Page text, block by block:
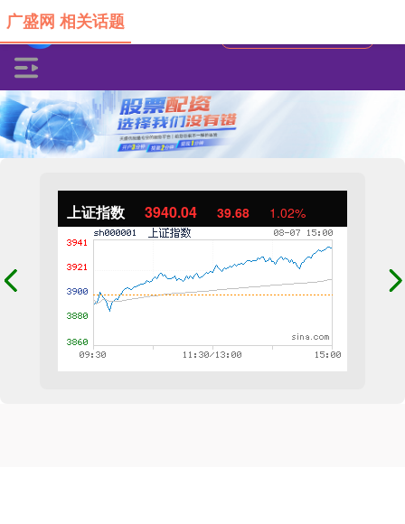
上证指数 3940.04 39.68 1.02%
广盛网 相关话题